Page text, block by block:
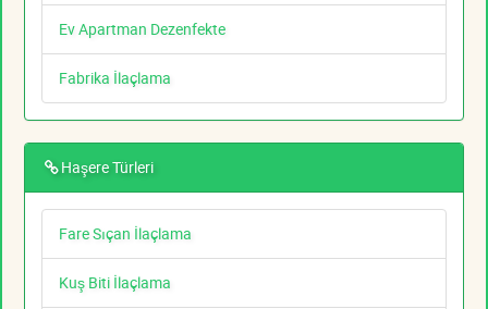
Ev Apartman Dezenfekte
Fabrika İlaçlama
Haşere Türleri
Fare Sıçan İlaçlama
Kuş Biti İlaçlama